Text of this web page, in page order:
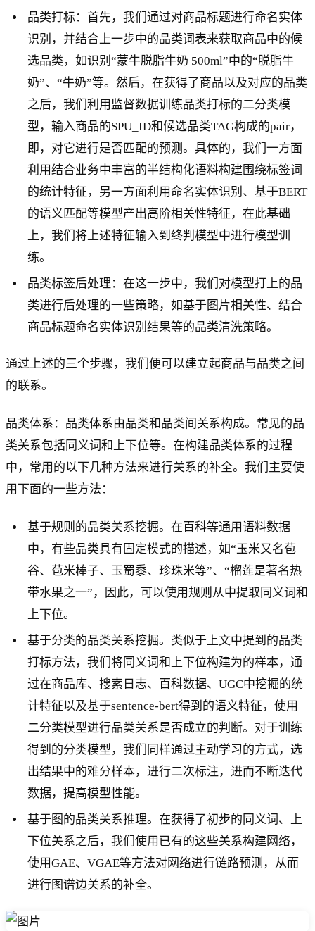
品类打标：首先，我们通过对商品标题进行命名实体
识别，并结合上一步中的品类词表来获取商品中的候
选品类，如识别“蒙牛脱脂牛奶 500ml”中的“脱脂牛
奶”、“牛奶”等。然后，在获得了商品以及对应的品类
之后，我们利用监督数据训练品类打标的二分类模
型，输入商品的SPU_ID和候选品类TAG构成的pair，
即，对它进行是否匹配的预测。具体的，我们一方面
利用结合业务中丰富的半结构化语料构建围绕标签词
的统计特征，另一方面利用命名实体识别、基于BERT
的语义匹配等模型产出高阶相关性特征，在此基础
上，我们将上述特征输入到终判模型中进行模型训
练。
品类标签后处理：在这一步中，我们对模型打上的品
类进行后处理的一些策略，如基于图片相关性、结合
商品标题命名实体识别结果等的品类清洗策略。
通过上述的三个步骤，我们便可以建立起商品与品类之间
的联系。
品类体系：品类体系由品类和品类间关系构成。常见的品
类关系包括同义词和上下位等。在构建品类体系的过程
中，常用的以下几种方法来进行关系的补全。我们主要使
用下面的一些方法：
基于规则的品类关系挖掘。在百科等通用语料数据
中，有些品类具有固定模式的描述，如“玉米又名苞
谷、苞米棒子、玉蜀黍、珍珠米等”、“榴莲是著名热
带水果之一”，因此，可以使用规则从中提取同义词和
上下位。
基于分类的品类关系挖掘。类似于上文中提到的品类
打标方法，我们将同义词和上下位构建为的样本，通
过在商品库、搜索日志、百科数据、UGC中挖掘的统
计特征以及基于sentence-bert得到的语义特征，使用
二分类模型进行品类关系是否成立的判断。对于训练
得到的分类模型，我们同样通过主动学习的方式，选
出结果中的难分样本，进行二次标注，进而不断迭代
数据，提高模型性能。
基于图的品类关系推理。在获得了初步的同义词、上
下位关系之后，我们使用已有的这些关系构建网络，
使用GAE、VGAE等方法对网络进行链路预测，从而
进行图谱边关系的补全。